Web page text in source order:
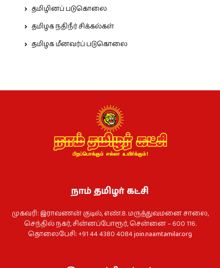
தமிழினப் படுகொலை
தமிழக நதிநீர் சிக்கல்கள்
தமிழக மீனவர்ப் படுகொலை
நாம் தமிழர் கட்சி
முகவரி: இராவணன் குடில், எண்.8. மருத்துவமனை சாலை,
செந்தில் நகர், சின்னப்போரூர், சென்னை – 600 116.
தொலைபேசி: +91 44 4380 4084join.naamtamilar.org